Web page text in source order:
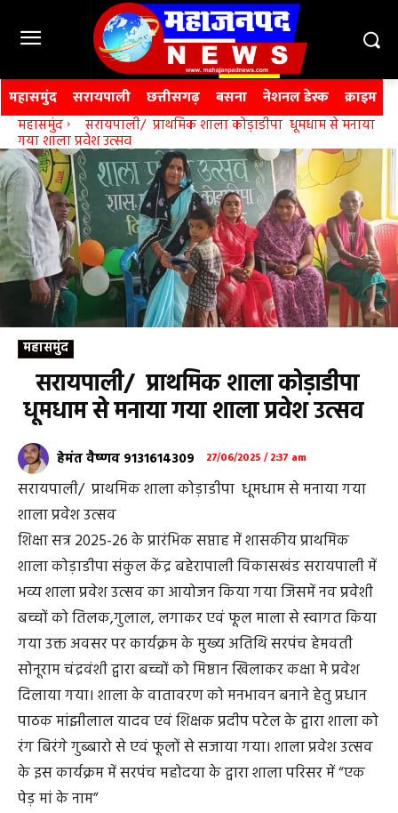
महासमुंद सरायपाली छत्तीसगढ़ बसना नेशनल डेस्क क्राइम
महासमुंद सरायपाली/ प्राथमिक शाला कोड़ाडीपा धूमधाम से मनाया
गया शाला प्रवेश उत्सव
महासमुंद
सरायपाली/ प्राथमिक शाला कोड़ाडीपा
धूमधाम से मनाया गया शाला प्रवेश उत्सव
हेमंत वैष्णव 9131614309 27/06/2025 / 2:37 am
सरायपाली/ प्राथमिक शाला कोड़ाडीपा धूमधाम से मनाया गया
शाला प्रवेश उत्सव
शिक्षा सत्र 2025-26 के प्रारंभिक सप्ताह में शासकीय प्राथमिक
शाला कोड़ाडीपा संकुल केंद्र बहेरापाली विकासखंड सरायपाली में
भव्य शाला प्रवेश उत्सव का आयोजन किया गया जिसमें नव प्रवेशी
बच्चों को तिलक,गुलाल, लगाकर एवं फूल माला से स्वागत किया
गया उक्त अवसर पर कार्यक्रम के मुख्य अतिथि सरपंच हेमवती
सोनूराम चंद्रवंशी द्वारा बच्चों को मिष्ठान खिलाकर कक्षा मे प्रवेश
दिलाया गया। शाला के वातावरण को मनभावन बनाने हेतु प्रधान
पाठक मांझीलाल यादव एवं शिक्षक प्रदीप पटेल के द्वारा शाला को
रंग बिरंगे गुब्बारो से एवं फूलों से सजाया गया। शाला प्रवेश उत्सव
के इस कार्यक्रम में सरपंच महोदया के द्वारा शाला परिसर में “एक
पेड़ मां के नाम”